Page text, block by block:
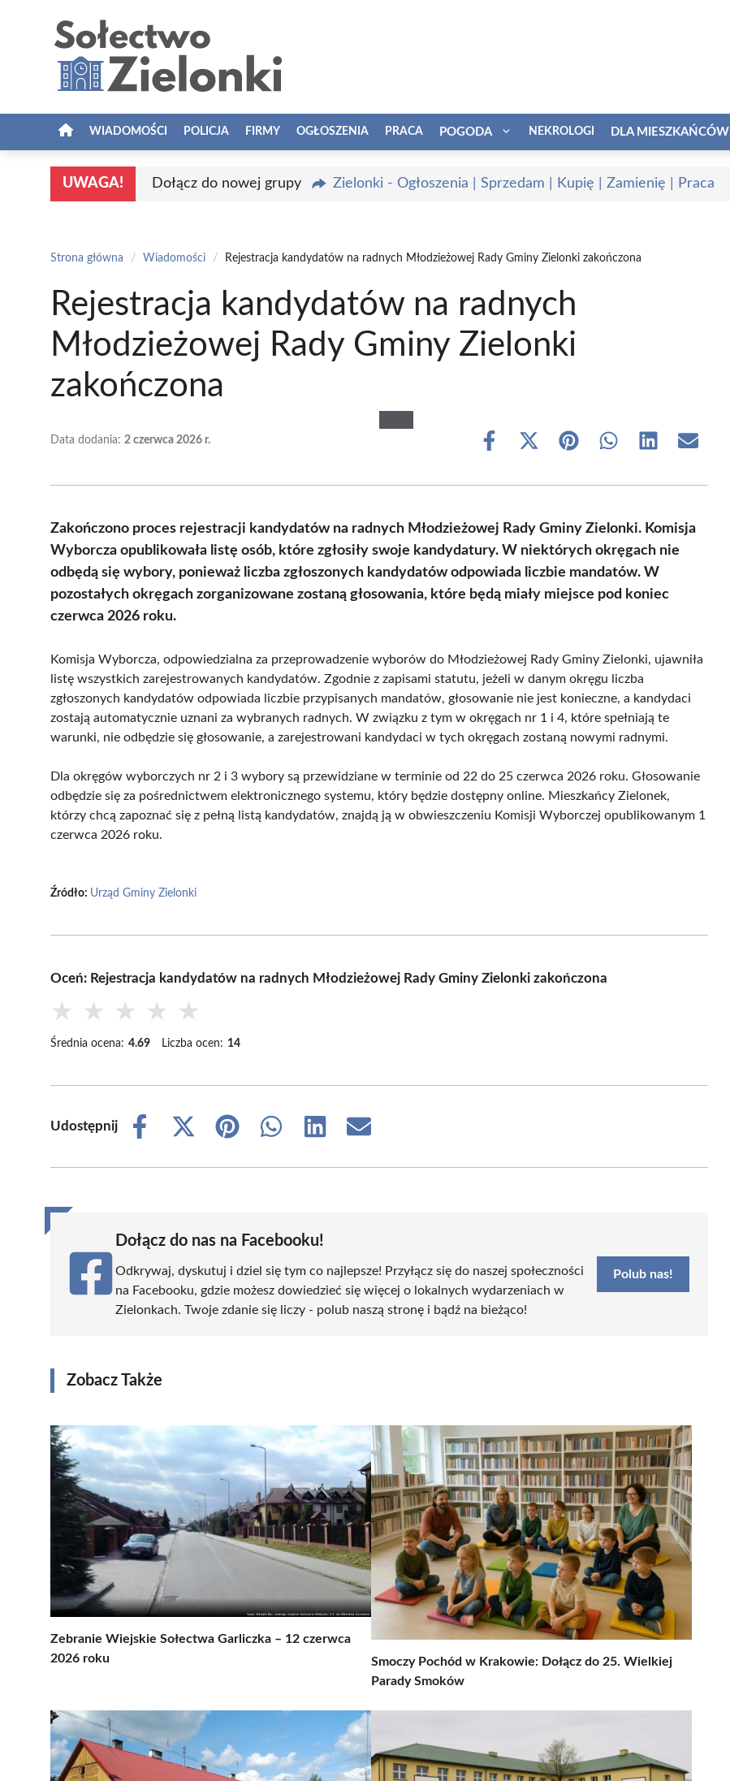
WIADOMOŚCI POLICJA FIRMY OGŁOSZENIA PRACA POGODA NEKROLOGI DLA MIESZKAŃCÓW
UWAGA! Dołącz do nowej grupy Zielonki - Ogłoszenia | Sprzedam | Kupię | Zamienię | Praca
Strona główna / Wiadomości / Rejestracja kandydatów na radnych Młodzieżowej Rady Gminy Zielonki zakończona
Rejestracja kandydatów na radnych
Młodzieżowej Rady Gminy Zielonki
zakończona
Data dodania: 2 czerwca 2026 r.
Share
Share
(Twitter)
Share Share Share Share
Zakończono proces rejestracji kandydatów na radnych Młodzieżowej Rady Gminy Zielonki. Komisja
Wyborcza opublikowała listę osób, które zgłosiły swoje kandydatury. W niektórych okręgach nie
odbędą się wybory, ponieważ liczba zgłoszonych kandydatów odpowiada liczbie mandatów. W
pozostałych okręgach zorganizowane zostaną głosowania, które będą miały miejsce pod koniec
czerwca 2026 roku.
Komisja Wyborcza, odpowiedzialna za przeprowadzenie wyborów do Młodzieżowej Rady Gminy Zielonki, ujawniła
listę wszystkich zarejestrowanych kandydatów. Zgodnie z zapisami statutu, jeżeli w danym okręgu liczba
zgłoszonych kandydatów odpowiada liczbie przypisanych mandatów, głosowanie nie jest konieczne, a kandydaci
zostają automatycznie uznani za wybranych radnych. W związku z tym w okręgach nr 1 i 4, które spełniają te
warunki, nie odbędzie się głosowanie, a zarejestrowani kandydaci w tych okręgach zostaną nowymi radnymi.
Dla okręgów wyborczych nr 2 i 3 wybory są przewidziane w terminie od 22 do 25 czerwca 2026 roku. Głosowanie
odbędzie się za pośrednictwem elektronicznego systemu, który będzie dostępny online. Mieszkańcy Zielonek,
którzy chcą zapoznać się z pełną listą kandydatów, znajdą ją w obwieszczeniu Komisji Wyborczej opublikowanym 1
czerwca 2026 roku.
Źródło: Urząd Gminy Zielonki
Oceń: Rejestracja kandydatów na radnych Młodzieżowej Rady Gminy Zielonki zakończona
★ ★ ★ ★ ★
Średnia ocena: 4.69 Liczba ocen: 14
Udostępnij
Share
Share
(Twitter)
Share
Share
Share
Share
Dołącz do nas na Facebooku!
Odkrywaj, dyskutuj i dziel się tym co najlepsze! Przyłącz się do naszej społeczności
na Facebooku, gdzie możesz dowiedzieć się więcej o lokalnych wydarzeniach w
Zielonkach. Twoje zdanie się liczy - polub naszą stronę i bądź na bieżąco!
Polub nas!
Zobacz Także
Zebranie Wiejskie Sołectwa Garliczka – 12 czerwca
2026 roku
Smoczy Pochód w Krakowie: Dołącz do 25. Wielkiej
Parady Smoków